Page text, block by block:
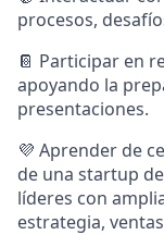
procesos,
📔 Participar en
apoyando la
presentaciones.
💜 Aprender de
de una startup
líderes con
estrategia,